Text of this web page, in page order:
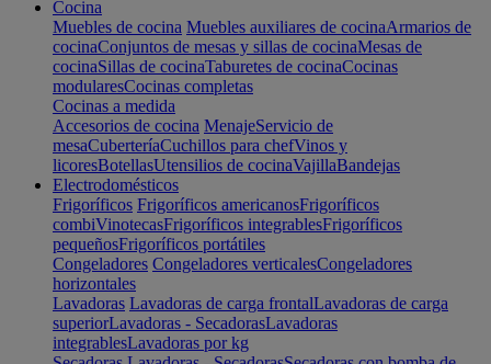
Cocina
Muebles de cocina Muebles auxiliares de cocinaArmarios de
cocinaConjuntos de mesas y sillas de cocinaMesas de
cocinaSillas de cocinaTaburetes de cocinaCocinas
modularesCocinas completas
Cocinas a medida
Accesorios de cocina MenajeServicio de
mesaCuberteríaCuchillos para chefVinos y
licoresBotellasUtensilios de cocinaVajillaBandejas
Electrodomésticos
Frigoríficos Frigoríficos americanosFrigoríficos
combiVinotecasFrigoríficos integrablesFrigoríficos
pequeñosFrigoríficos portátiles
Congeladores Congeladores verticalesCongeladores
horizontales
Lavadoras Lavadoras de carga frontalLavadoras de carga
superiorLavadoras - SecadorasLavadoras
integrablesLavadoras por kg